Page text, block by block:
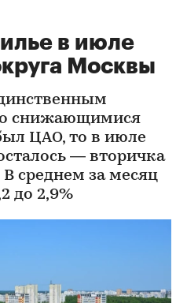
в июле
Москвы
снижающимися
ЦАО, то в июле
— вторичка
среднем за месяц
до 2,9%